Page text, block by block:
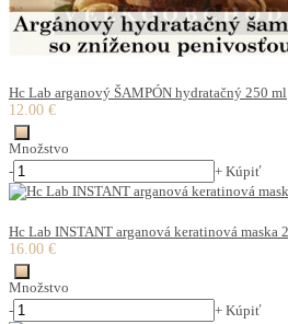
Hc Lab arganový ŠAMPÓN hydratačný 250 ml
12.00 €
Množstvo
-
+ Kúpiť
Hc Lab INSTANT arganová keratinová maska
16.00 €
Množstvo
-
+ Kúpiť